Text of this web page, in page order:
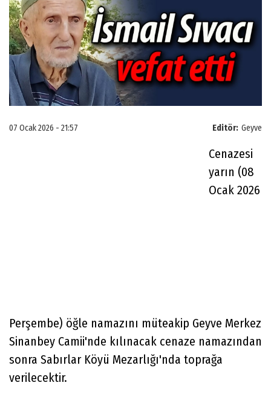
Editör: Geyve
07 Ocak 2026 - 21:57
Cenazesi
yarın (08
Ocak 2026
Perşembe) öğle namazını müteakip Geyve Merkez
Sinanbey Camii'nde kılınacak cenaze namazından
sonra Sabırlar Köyü Mezarlığı'nda toprağa
verilecektir.